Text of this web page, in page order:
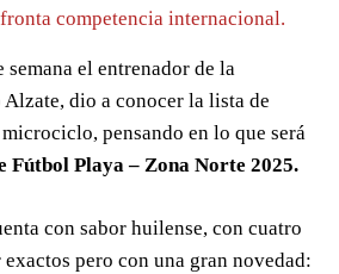
competencia internacional.
semana el entrenador de la
dio a conocer la lista de
pensando en lo que será
Fútbol Playa – Zona Norte 2025.
con sabor huilense, con cuatro
pero con una gran novedad: